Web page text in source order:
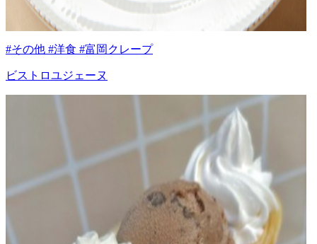
#その他 #洋食 #富岡クレープ
ビストロユジェーヌ